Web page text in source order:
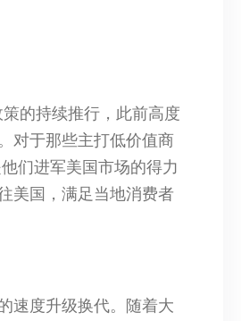
的持续推行，此前高度
对于那些主打低价值商
们进军美国市场的得力
美国，满足当地消费者
速度升级换代。随着大